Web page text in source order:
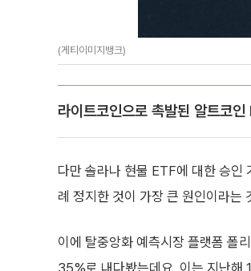
(게티이미지뱅크)
라이트코인으로 촉발된 알트코
다만 솔라나 현물 ETF에 대한 승인
례 정지한 것이 가장 큰 원인이라는
이에 탈중앙화 예측시장 플랫폼 폴
35%로 내다봤는데요. 이는 지난해